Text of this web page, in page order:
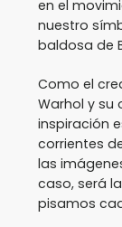
en el
nuestro
baldosa de
Como el
Warhol y su
inspiración
corrientes
las
caso, será
pisamos